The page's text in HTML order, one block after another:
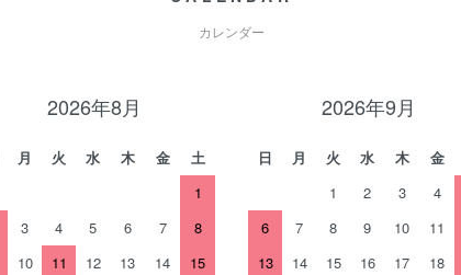
カレンダー
2026年8月
月 火 水 木 金
土
1
3 4 5 6 7
8
10 11 12 13 14
15
2026年9月
日 月 火 水 木 金
1
2 3 4
6
7 8 9 10 11
13
14 15 16 17 18